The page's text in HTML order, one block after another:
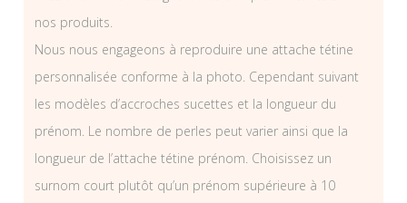
nos produits.
Nous nous engageons à reproduire une attache tétine
personnalisée conforme à la photo. Cependant suivant
les modèles d’accroches sucettes et la longueur du
prénom. Le nombre de perles peut varier ainsi que la
longueur de l’attache tétine prénom. Choisissez un
surnom court plutôt qu’un prénom supérieure à 10